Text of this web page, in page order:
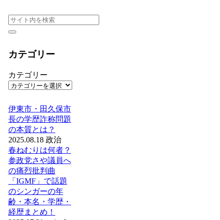
カテゴリー
カテゴリー
伊東市・田久保市
長の学歴詐称問題
の本質とは？
2025.08.18 政治
春ねむりは何者？
参政党さや議員へ
の痛烈批判曲
「IGMF」で話題
のシンガーの年
齢・本名・学歴・
経歴まとめ！